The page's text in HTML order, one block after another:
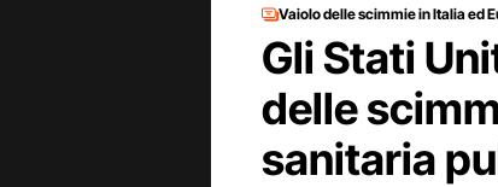
Vaiolo delle scimmie in Italia ed
Gli Stati
delle
sanitaria